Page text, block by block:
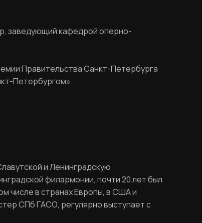
заведующий кафедрой оперно-
Правительства Санкт-Петербурга
Петербургом».
и Ленинградскую
филармонии, почти 20 лет был
числе в странах Европы, в США и
СПб ГАСО, регулярно выступает с